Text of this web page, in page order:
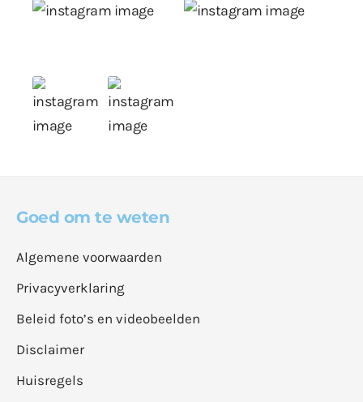
Goed om te weten
Algemene voorwaarden
Privacyverklaring
Beleid foto’s en videobeelden
Disclaimer
Huisregels